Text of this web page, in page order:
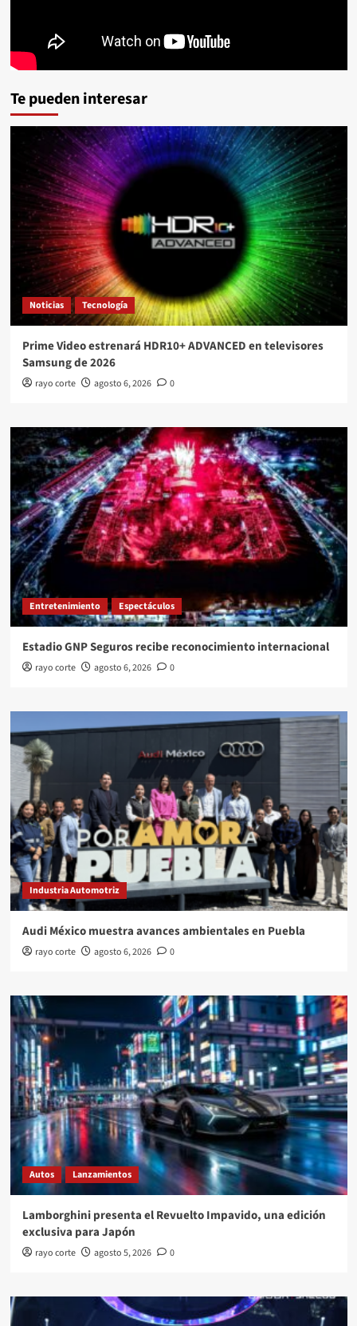
Te pueden interesar
Noticias Tecnología
Prime Video estrenará HDR10+ ADVANCED en televisores
Samsung de 2026
rayo corte agosto 6, 2026 0
Entretenimiento Espectáculos
Estadio GNP Seguros recibe reconocimiento internacional
rayo corte agosto 6, 2026 0
Industria Automotriz
Audi México muestra avances ambientales en Puebla
rayo corte agosto 6, 2026 0
Autos Lanzamientos
Lamborghini presenta el Revuelto Impavido, una edición
exclusiva para Japón
rayo corte agosto 5, 2026 0